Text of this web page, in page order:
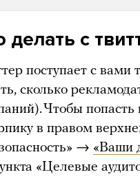
делать с
поступает с
сколько
Чтобы попасть
в правом
→ «Ваши
«Целевые